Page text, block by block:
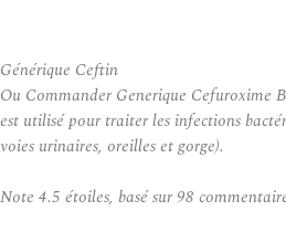
Générique Ceftin
Ou Commander Generique Cefuroxime
est utilisé pour traiter les infections
voies urinaires, oreilles et gorge).
Note 4.5 étoiles, basé sur 98